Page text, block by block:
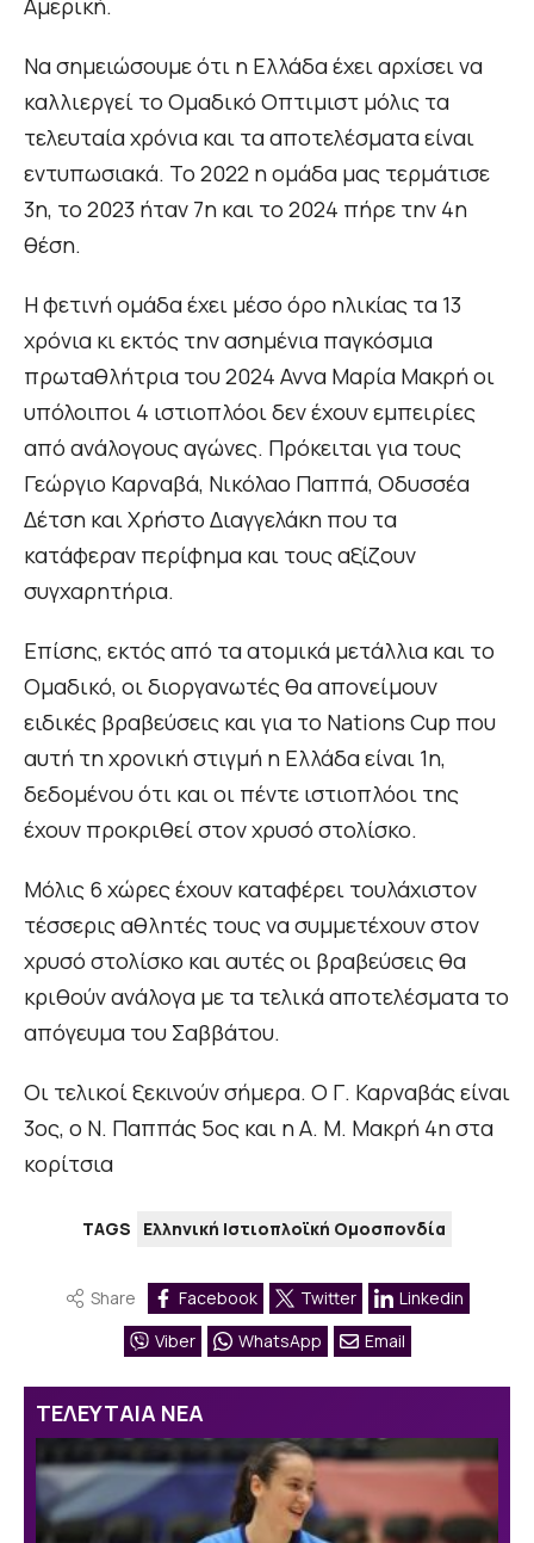
Αμερική.
Να σημειώσουμε ότι η Ελλάδα έχει αρχίσει να
καλλιεργεί το Ομαδικό Οπτιμιστ μόλις τα
τελευταία χρόνια και τα αποτελέσματα είναι
εντυπωσιακά. Το 2022 η ομάδα μας τερμάτισε
3η, το 2023 ήταν 7η και το 2024 πήρε την 4η
θέση.
Η φετινή ομάδα έχει μέσο όρο ηλικίας τα 13
χρόνια κι εκτός την ασημένια παγκόσμια
πρωταθλήτρια του 2024 Αννα Μαρία Μακρή οι
υπόλοιποι 4 ιστιοπλόοι δεν έχουν εμπειρίες
από ανάλογους αγώνες. Πρόκειται για τους
Γεώργιο Καρναβά, Νικόλαο Παππά, Οδυσσέα
Δέτση και Χρήστο Διαγγελάκη που τα
κατάφεραν περίφημα και τους αξίζουν
συγχαρητήρια.
Επίσης, εκτός από τα ατομικά μετάλλια και το
Ομαδικό, οι διοργανωτές θα απονείμουν
ειδικές βραβεύσεις και για το Nations Cup που
αυτή τη χρονική στιγμή η Ελλάδα είναι 1η,
δεδομένου ότι και οι πέντε ιστιοπλόοι της
έχουν προκριθεί στον χρυσό στολίσκο.
Μόλις 6 χώρες έχουν καταφέρει τουλάχιστον
τέσσερις αθλητές τους να συμμετέχουν στον
χρυσό στολίσκο και αυτές οι βραβεύσεις θα
κριθούν ανάλογα με τα τελικά αποτελέσματα το
απόγευμα του Σαββάτου.
Οι τελικοί ξεκινούν σήμερα. Ο Γ. Καρναβάς είναι
3ος, ο Ν. Παππάς 5ος και η Α. Μ. Μακρή 4η στα
κορίτσια
TAGS Ελληνική Ιστιοπλοϊκή Ομοσπονδία
Share Facebook Twitter
Linkedin
Viber
WhatsApp Email
ΤΕΛΕΥΤΑΙΑ ΝΕΑ